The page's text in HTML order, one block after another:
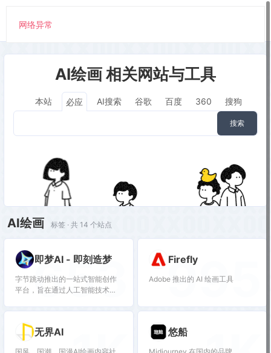
AI绘画 相关网站与工具
本站 必应 AI搜索 谷歌 百度 360 搜狗
搜索
AI绘画 标签 · 共 14 个站点
即梦AI - 即刻造梦
字节跳动推出的一站式智能创作
平台，旨在通过人工智能技术为
653 Firefly
Adobe 推出的 AI 绘画工具
995
无界AI 悠船
网络异常